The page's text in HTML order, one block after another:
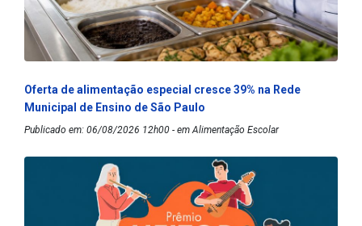
Oferta de alimentação especial cresce 39% na Rede
Municipal de Ensino de São Paulo
Publicado em: 06/08/2026 12h00 - em Alimentação Escolar